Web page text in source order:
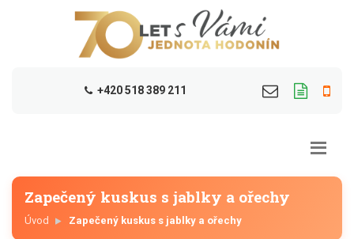
+420 518 389 211
Zapečený kuskus s jablky a ořechy
Úvod Zapečený kuskus s jablky a ořechy